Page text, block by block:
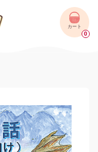
カート
0